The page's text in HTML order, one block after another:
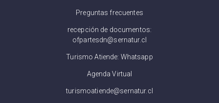
Preguntas frecuentes
recepción de documentos:
ofpartesdn@sernatur.cl
Turismo Atiende: Whatsapp
Agenda Virtual
turismoatiende@sernatur.cl